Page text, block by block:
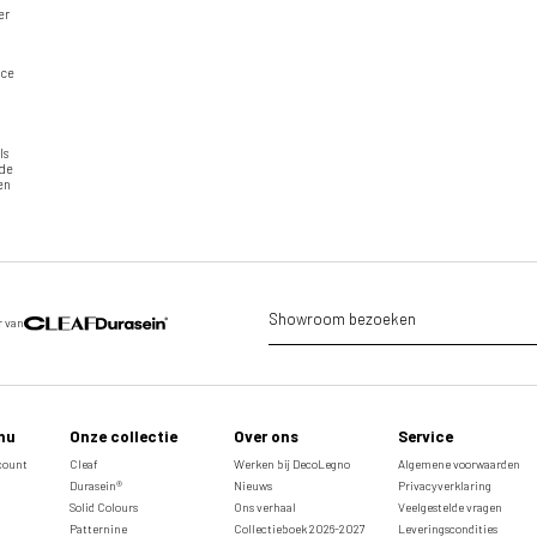
van Showroom bezoeken
Onze collectie
Cleaf
Durasein®
Solid Colours
Patternine
Over ons
Werken bij DecoLegno
Nieuws
Ons verhaal
Collectieboek 2026-2027
Service
Algemene voorwaarden
Privacyverklaring
Veelgestelde vragen
Leveringscondities